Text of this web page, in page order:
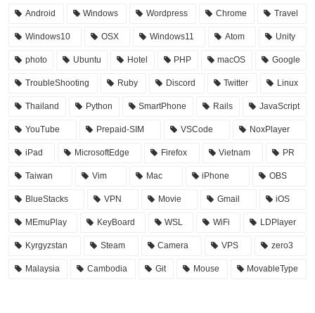
Android Windows Wordpress Chrome Travel
Windows10 OSX Windows11 Atom Unity
photo Ubuntu Hotel PHP macOS Google
TroubleShooting Ruby Discord Twitter Linux
Thailand Python SmartPhone Rails JavaScript
YouTube Prepaid-SIM VSCode NoxPlayer
iPad MicrosoftEdge Firefox Vietnam PR
Taiwan Vim Mac iPhone OBS
BlueStacks VPN Movie Gmail iOS
MEmuPlay KeyBoard WSL WiFi LDPlayer
Kyrgyzstan Steam Camera VPS zero3
Malaysia Cambodia Git Mouse MovableType